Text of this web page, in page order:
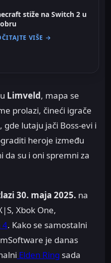
stiže na Switch 2 u
VIŠE →
Limveld, mapa se
prolazi, čineći igrače
lutaju jači Boss-evi i
heroje između
da su i oni spremni za
30. maja 2025. na
Xbok One,
4. Kako se samostalni
je danas
Elden Ring sada